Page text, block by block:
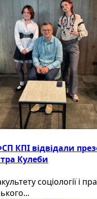
КПІ відвідали
Кулеби
соціології і